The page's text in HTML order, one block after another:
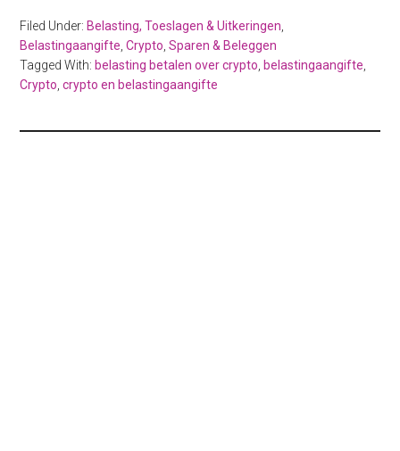
Filed Under: Belasting, Toeslagen & Uitkeringen
Belastingaangifte ,Crypto ,Sparen & Beleggen
Tagged With: belasting betalen over crypto belastingaangifte
Crypto ,crypto en belastingaangifte